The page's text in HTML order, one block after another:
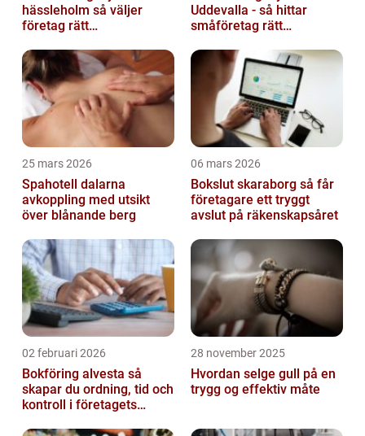
hässleholm så väljer
företag rätt
Uddevalla - så hittar
småföretag rätt
25 mars 2026
Spahotell dalarna
avkoppling med utsikt
över blånande berg
06 mars 2026
Bokslut skaraborg så får
företagare ett tryggt
avslut på räkenskapsåret
02 februari 2026
Bokföring alvesta så
skapar du ordning, tid och
kontroll i företagets
28 november 2025
Hvordan selge gull på en
trygg og effektiv måte